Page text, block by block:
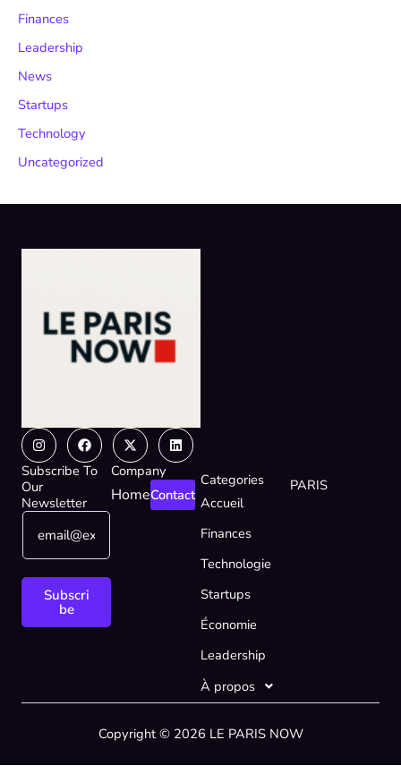
Finances
Leadership
News
Startups
Technology
Uncategorized
InstagramFacebook
X-
twitter
Linkedin
Subscribe To
Our
Newsletter
E
a
i
m
E
l
E
a
Subscri
be
Company
HomeContact
Categories
Accueil
Finances
Technologie
Startups
Économie
Leadership
À propos
PARIS
Copyright © 2026 LE PARIS NOW